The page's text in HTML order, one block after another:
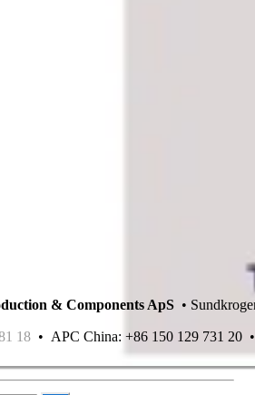
& Components ApS •
18 • APC China: +86 150 129 731 20